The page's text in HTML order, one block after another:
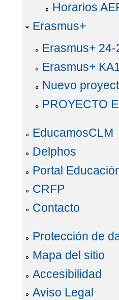
Horarios
Erasmus+
Erasmus+ 24-
Erasmus+
Nuevo
PROYECTO
EducamosCLM
Delphos
Portal
CRFP
Contacto
Protección de
Mapa del sitio
Accesibilidad
Aviso Legal